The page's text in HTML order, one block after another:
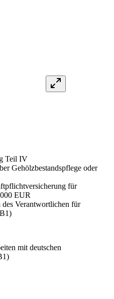
Teil IV
Gehölzbestandspflege oder
für
EUR
Verantwortlichen für
mit deutschen